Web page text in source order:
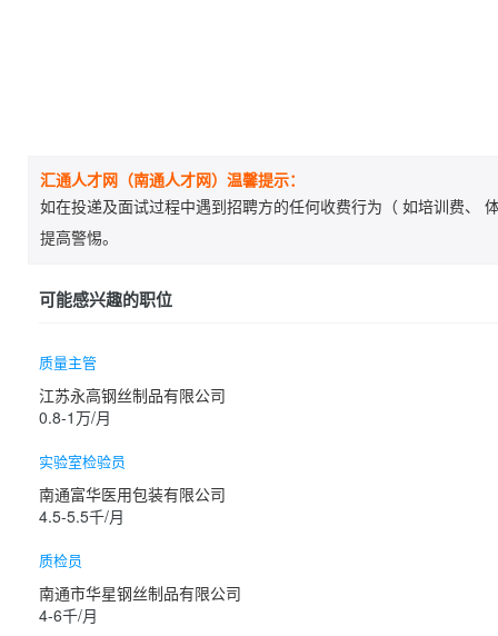
汇通人才网（南通人才网）温馨提示：
如在投递及面试过程中遇到招聘方的任何收费行为（ 如培训费、
提高警惕。
可能感兴趣的职位
质量主管
江苏永高钢丝制品有限公司
0.8-1万/月
实验室检验员
南通富华医用包装有限公司
4.5-5.5千/月
质检员
南通市华星钢丝制品有限公司
4-6千/月